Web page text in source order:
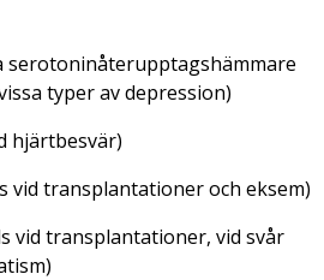
serotoninåterupptagshämmare
typer av depression)
hjärtbesvär)
vid transplantationer och eksem)
vid transplantationer, vid svår